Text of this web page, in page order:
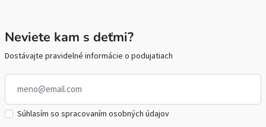
Neviete kam s deťmi?
Dostávajte pravidelné informácie o podujatiach
Súhlasím so spracovaním osobných údajov